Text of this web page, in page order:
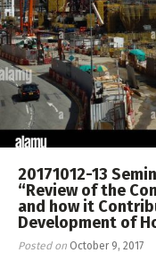
Special
Frequently Asked
Hme Page
HFD
20171012-13
“Review of the
and how it
Development of
Posted on October 9, 2017